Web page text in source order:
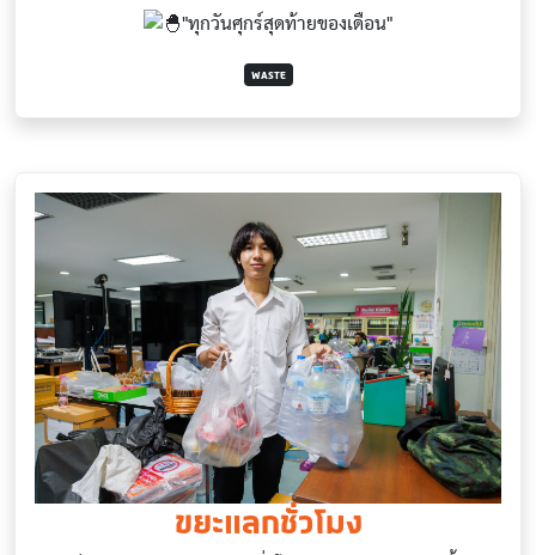
"ทุกวันศุกร์สุดท้ายของเดือน"
WASTE
ขยะแลกชั่วโมง